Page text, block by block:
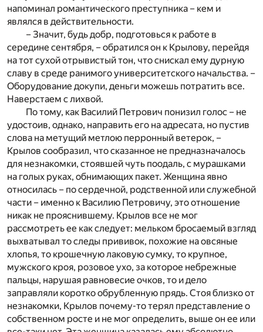
напоминал романтического преступника – кем и
являлся в действительности.
– Значит, будь добр, подготовься к работе в
середине сентября, – обратился он к Крылову, перейдя
на тот сухой отрывистый тон, что снискал ему дурную
славу в среде ранимого университетского начальства. –
Оборудование докупи, деньги можешь потратить все.
Наверстаем с лихвой.
По тому, как Василий Петрович понизил голос – не
удостоив, однако, направить его на адресата, но пустив
слова на метущий метлою перронный ветерок, –
Крылов сообразил, что сказанное не предназначалось
для незнакомки, стоявшей чуть поодаль, с мурашками
на голых руках, обнимающих пакет. Женщина явно
относилась – по сердечной, родственной или служебной
части – именно к Василию Петровичу, это отношение
никак не прояснившему. Крылов все не мог
рассмотреть ее как следует: мельком бросаемый взгляд
выхватывал то следы прививок, похожие на овсяные
хлопья, то крошечную лаковую сумку, то крупное,
мужского кроя, розовое ухо, за которое небрежные
пальцы, нарушая равновесие очков, то и дело
заправляли коротко обрубленную прядь. Стоя близко от
незнакомки, Крылов почему-то терял представление о
собственном росте и не мог определить, выше он ее или